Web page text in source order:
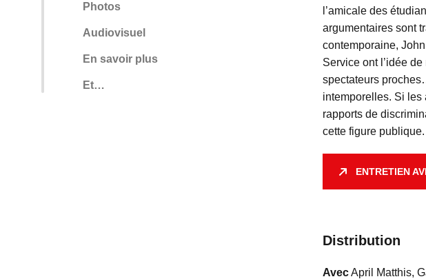
Photos
Audiovisuel
En savoir plus
Et…
l’amicale des
argumentaires sont
contemporaine,
Service ont l’idée
spectateurs
intemporelles. Si les
rapports de
cette figure
ENTRETIEN
Distribution
AvecApril Matthis,